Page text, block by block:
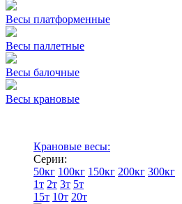
Весы платформенные
Весы паллетные
Весы балочные
Весы крановые
Крановые весы:
Серии:
50кг 100кг 150кг 200кг 300кг
1т 2т 3т 5т
15т 10т 20т